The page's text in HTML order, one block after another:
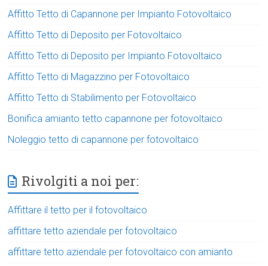
Affitto Tetto di Capannone per Impianto Fotovoltaico
Affitto Tetto di Deposito per Fotovoltaico
Affitto Tetto di Deposito per Impianto Fotovoltaico
Affitto Tetto di Magazzino per Fotovoltaico
Affitto Tetto di Stabilimento per Fotovoltaico
Bonifica amianto tetto capannone per fotovoltaico
Noleggio tetto di capannone per fotovoltaico
Rivolgiti a noi per:
Affittare il tetto per il fotovoltaico
affittare tetto aziendale per fotovoltaico
affittare tetto aziendale per fotovoltaico con amianto